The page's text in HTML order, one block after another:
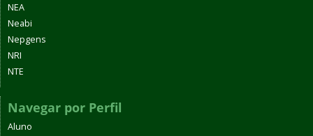
NEA
Neabi
Nepgens
NRI
NTE
Navegar por Perfil
Aluno